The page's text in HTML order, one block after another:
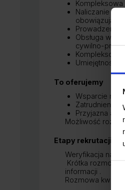
Kompleksowa
Naliczanie
Prowadzenie
Obsługa
cywilno-
Kompleksowe
Umiejętność
To oferujemy
Wsparcie na
Zatrudnienie
Przyjazna
Możliwość
Etapy rekrutacji
Weryfikacja
Krótka rozmowa
informacji .
Rozmowa